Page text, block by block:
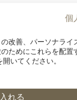
個
改善、パーソナライ
ためにこれらを配置
いてください。
れる